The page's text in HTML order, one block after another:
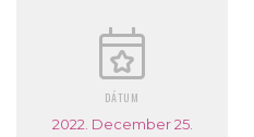
DÁTUM
2022. December 25.